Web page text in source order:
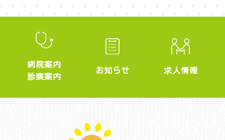
病院案内
診察案内
お知らせ 求人情報